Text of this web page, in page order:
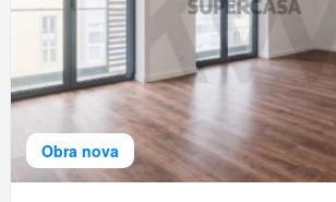
Obra nova